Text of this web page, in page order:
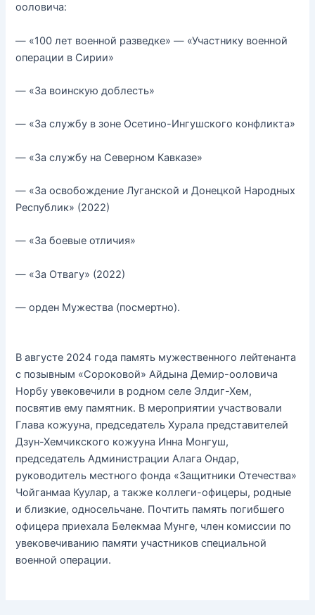
ооловича:
— «100 лет военной разведке» — «Участнику военной
операции в Сирии»
— «За воинскую доблесть»
— «За службу в зоне Осетино-Ингушского конфликта»
— «За службу на Северном Кавказе»
— «За освобождение Луганской и Донецкой Народных
Республик» (2022)
— «За боевые отличия»
— «За Отвагу» (2022)
— орден Мужества (посмертно).
В августе 2024 года память мужественного лейтенанта
с позывным «Сороковой» Айдына Демир-ооловича
Норбу увековечили в родном селе Элдиг-Хем,
посвятив ему памятник. В мероприятии участвовали
Глава кожууна, председатель Хурала представителей
Дзун-Хемчикского кожууна Инна Монгуш,
председатель Администрации Алага Ондар,
руководитель местного фонда «Защитники Отечества»
Чойганмаа Куулар, а также коллеги-офицеры, родные
и близкие, односельчане. Почтить память погибшего
офицера приехала Белекмаа Мунге, член комиссии по
увековечиванию памяти участников специальной
военной операции.